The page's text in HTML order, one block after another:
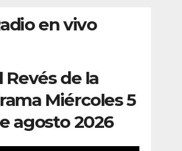
en vivo
Revés de la
Miércoles 5
agosto 2026